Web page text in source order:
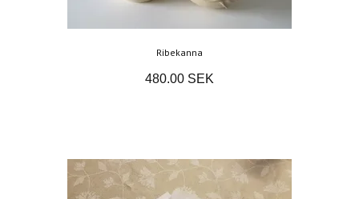
Ribekanna
480.00 SEK